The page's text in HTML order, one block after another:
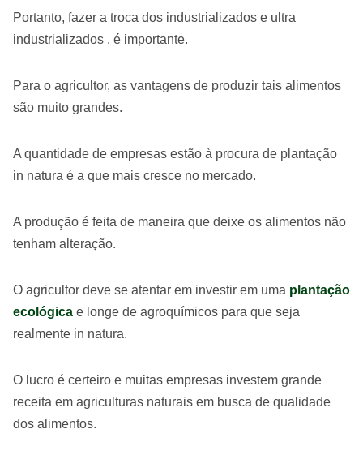
Portanto, fazer a troca dos industrializados e ultra
industrializados , é importante.
Para o agricultor, as vantagens de produzir tais alimentos
são muito grandes.
A quantidade de empresas estão à procura de plantação
in natura é a que mais cresce no mercado.
A produção é feita de maneira que deixe os alimentos não
tenham alteração.
O agricultor deve se atentar em investir em uma plantação
ecológica e longe de agroquímicos para que seja
realmente in natura.
O lucro é certeiro e muitas empresas investem grande
receita em agriculturas naturais em busca de qualidade
dos alimentos.